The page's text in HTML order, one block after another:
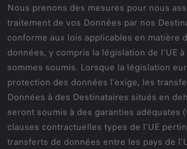
Nous prenons des mesures pour nous
traitement de vos Données par nos
conforme aux lois applicables en matière
données, y compris la législation de l'UE
sommes soumis. Lorsque la législation
protection des données l'exige, les
Données à des Destinataires situés en
seront soumis à des garanties adéquates
clauses contractuelles types de l'UE
transferts de données entre les pays de